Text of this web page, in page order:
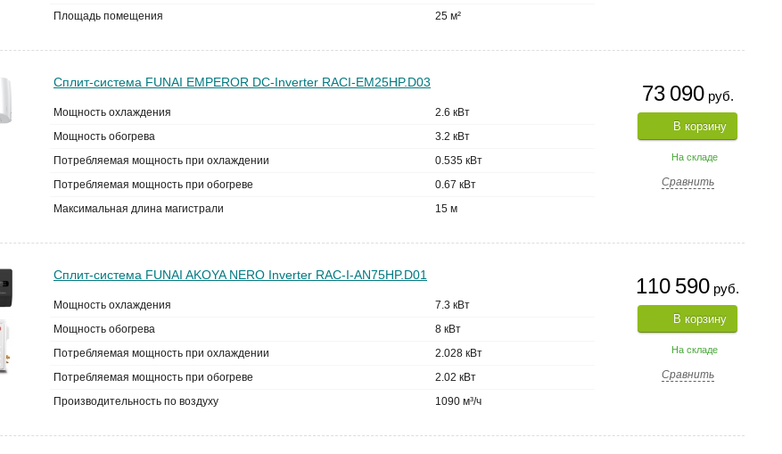
Площадь помещения
25 м²
73 090руб.
В корзину
На складе
Сравнить
Сплит-система FUNAI EMPEROR DC-Inverter RACI-EM25HP.D03
Мощность охлаждения
2.6 кВт
Мощность обогрева
3.2 кВт
Потребляемая мощность при охлаждении
0.535 кВт
Потребляемая мощность при обогреве
0.67 кВт
Максимальная длина магистрали
15 м
110 590 руб.
В корзину
На складе
Сравнить
Сплит-система FUNAI AKOYA NERO Inverter RAC-I-AN75HP.D01
Мощность охлаждения
7.3 кВт
Мощность обогрева
8 кВт
Потребляемая мощность при охлаждении
2.028 кВт
Потребляемая мощность при обогреве
2.02 кВт
Производительность по воздуху
1090 м³/ч